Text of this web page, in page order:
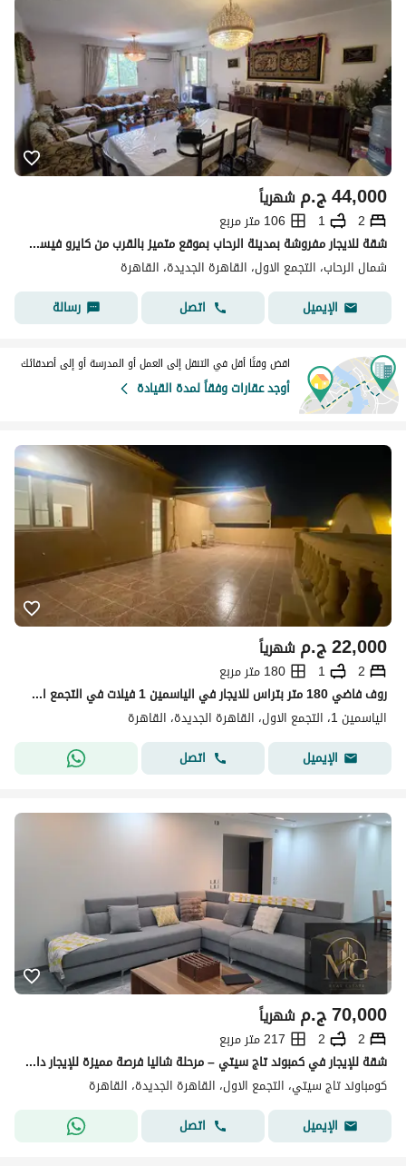
ج.م44,000 شهرياً
2
1
106 متر مربع
شقة للايجار مفروشة بمدينة الرحاب بموقع متميز بالقرب من كايرو فيستفيال - مكيفة بالكامل - مطلة علي جاردن مساحة 106 م تتكون من غرفتين - حمام - ريسبشن
شمال الرحاب، التجمع الاول، القاهرة الجديدة، القاهرة
الإيميل
اتصل رسالة
اقض وقتًا أقل في التنقل إلى العمل أو المدرسة أو إلى أصدقائك
أوجد عقارات وفقاً لمدة القيادة
ج.م22,000 شهرياً
2
1
180 متر مربع
روف فاضي 180 متر بتراس للايجار في الياسمين 1 فيلات في التجمع الاول بالقرب من المحاور الرئيسية
الياسمين 1، التجمع الاول، القاهرة الجديدة، القاهرة
الإيميل
اتصل
ج.م70,000 شهرياً
2
2
217 متر مربع
شقة للإيجار في كمبوند تاج سيتي – مرحلة شاليا فرصة مميزة للإيجار داخل كمبوند تاج سيتي مرحلة شاليا، شقة راقية بمساحة كبيرة وتشطيب فاخر، مفروشة بالكامل
كومباوند تاج سيتي، التجمع الاول، القاهرة الجديدة، القاهرة
الإيميل
اتصل